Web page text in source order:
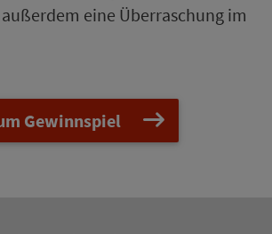
eine Über­ra­schung im
Gewinnspiel